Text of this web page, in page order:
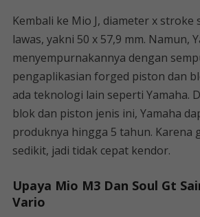
Kembali ke Mio J, diameter x stroke
lawas, yakni 50 x 57,9 mm. Namun,
menyempurnakannya dengan
pengaplikasian forged piston dan
ada teknologi lain seperti Yamaha.
blok dan piston jenis ini, Yamaha
produknya hingga 5 tahun. Karena
sedikit, jadi tidak cepat kendor.
Upaya Mio M3 Dan Soul Gt
Vario